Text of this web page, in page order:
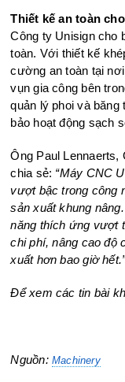
Thiết kế an toàn
Công ty Unisign cho
toàn. Với thiết kế
cường an toàn tại
vụn gia công bên
quản lý phoi và băng
bảo hoạt động sạch
Ông Paul Lennaerts,
chia sẻ: “Máy CNC
vượt bậc trong công
sản xuất khung
năng thích ứng vượt
chi phí, nâng cao độ
xuất hơn bao giờ
Để xem các tin bài
Nguồn:Machinery